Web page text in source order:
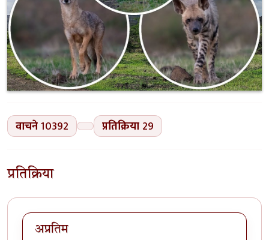
वाचने10392 प्रतिक्रिया 29
प्रतिक्रिया
अप्रतिम